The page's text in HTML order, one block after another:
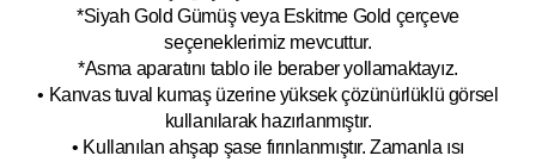
*Siyah Gold Gümüş veya Eskitme Gold çerçeve
seçeneklerimiz mevcuttur.
*Asma aparatını tablo ile beraber yollamaktayız.
• Kanvas tuval kumaş üzerine yüksek çözünürlüklü görsel
kullanılarak hazırlanmıştır.
• Kullanılan ahşap şase fırınlanmıştır. Zamanla ısı